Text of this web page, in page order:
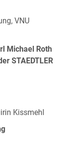
VNU
Michael Roth
STAEDTLER
Kissmehl